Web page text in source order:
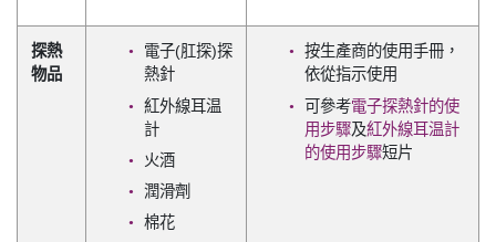
探熱
物品
電子(肛探)探
熱針
紅外線耳温
計
火酒
潤滑劑
棉花
按生產商的使用手冊，
依從指示使用
可參考電子探熱針的使
用步驟及紅外線耳温計
的使用步驟短片